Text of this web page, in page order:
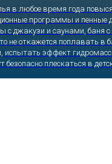
в любое время года
программы и пенные
с джакузи и саунами, баня
не откажется поплавать в
испытать эффект
плескаться в